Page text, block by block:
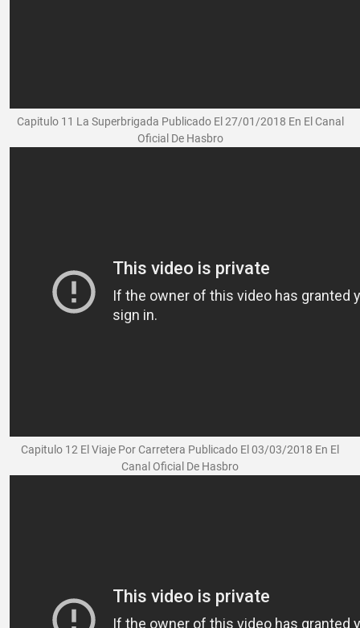
Capitulo 11 La Superbrigada Publicado El 27/01/2018 En El Canal
Oficial De Hasbro
Capitulo 12 El Viaje Por Carretera Publicado El 03/03/2018 En El
Canal Oficial De Hasbro